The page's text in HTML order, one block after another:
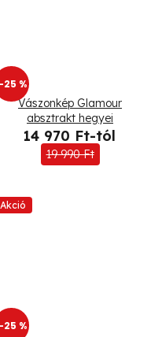
%
Vászonkép Glamour
absztrakt hegyei
14 970 Ft-tól
19 990 Ft
Akció
%